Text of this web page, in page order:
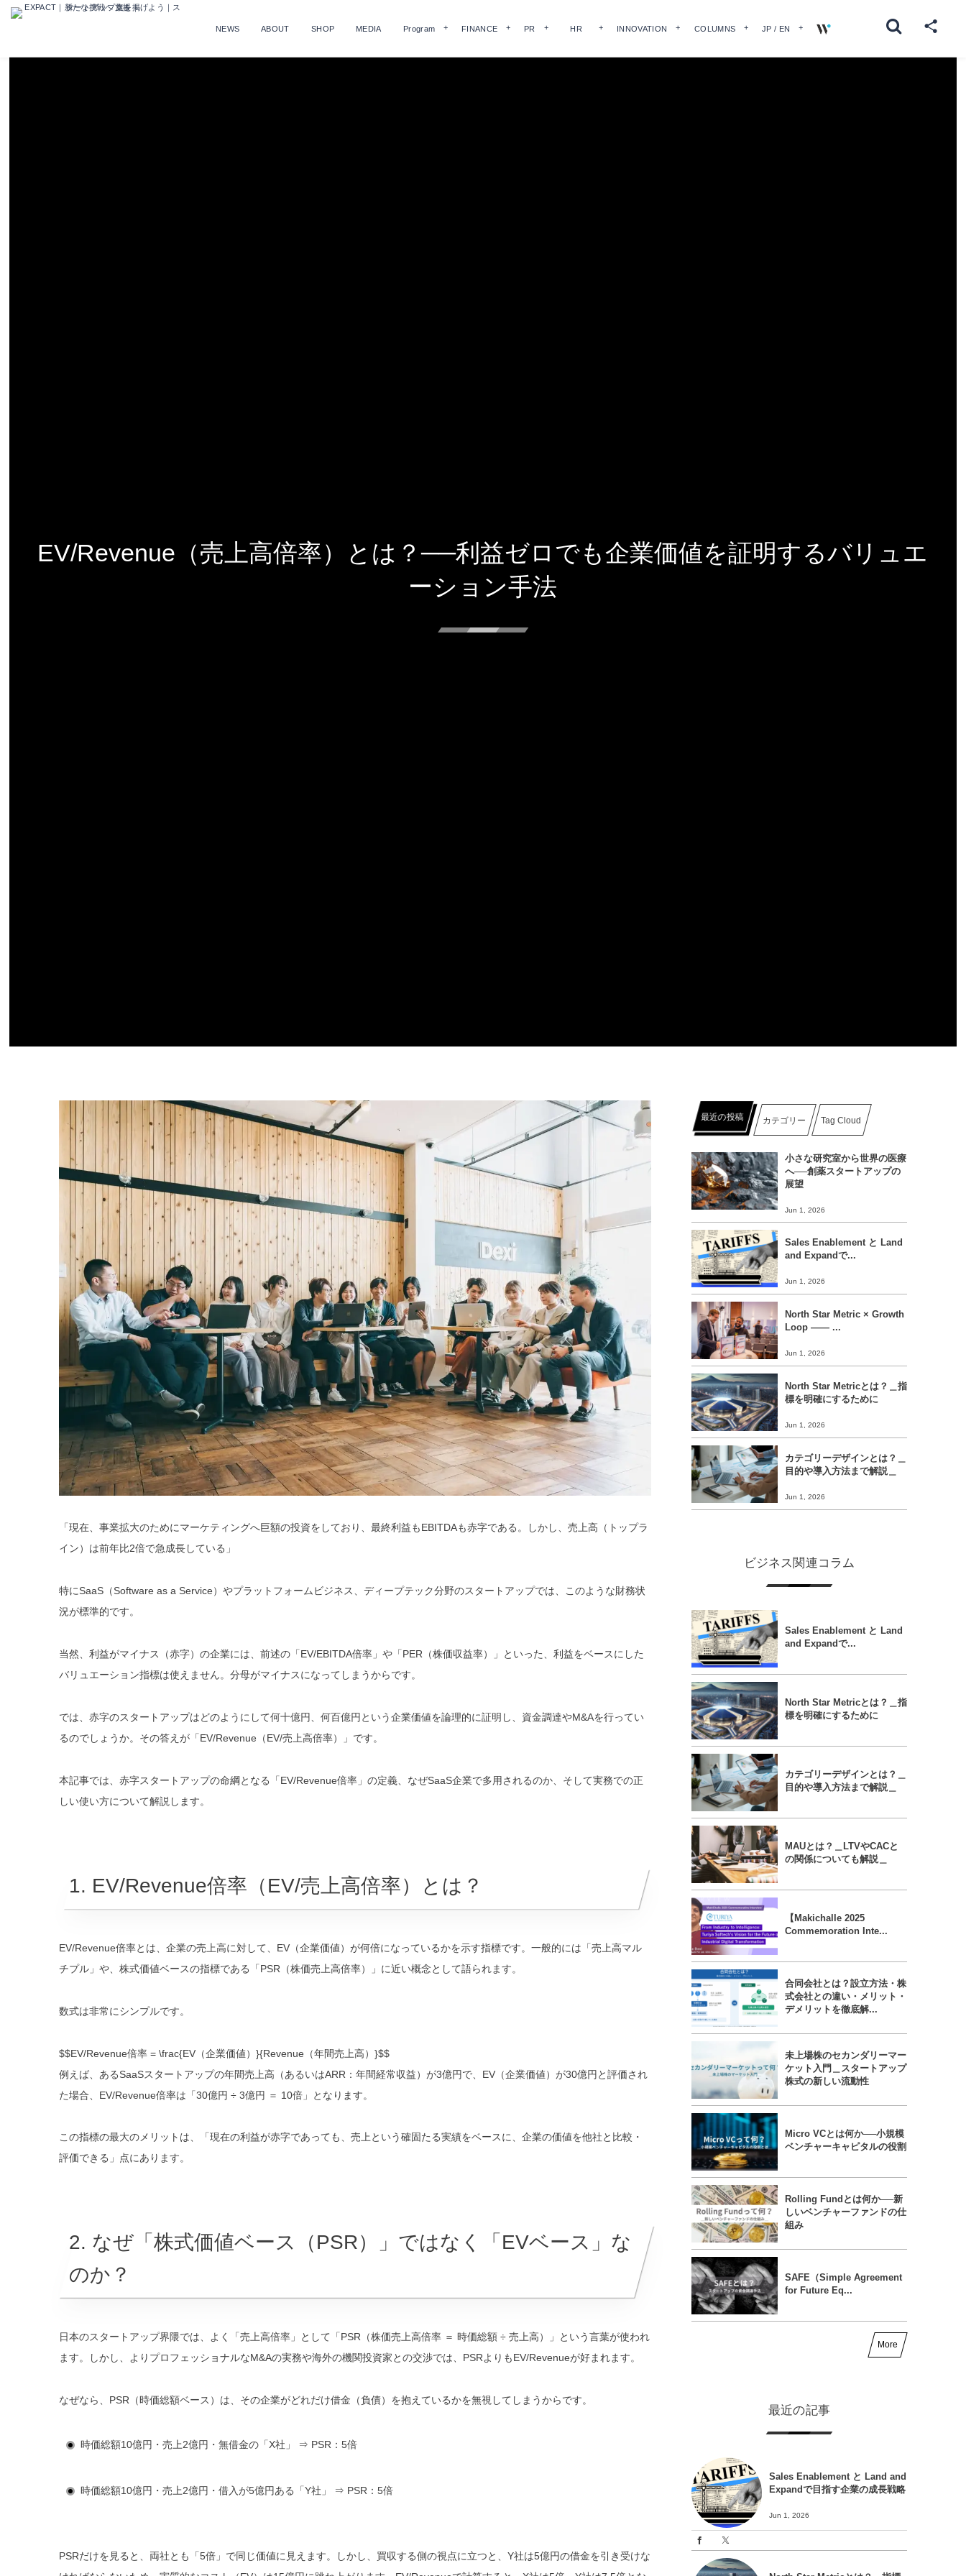
NEWS ABOUT SHOP MEDIA Program FINANCE PR HR INNOVATION COLUMNS JP / EN
EV/Revenue（売上高倍率）とは？──利益ゼロでも企業価値を証明するバリュエ
ーション手法
「現在、事業拡大のためにマーケティングへ巨額の投資をしており、最終利益もEBITDAも赤字である。しかし、売上高（トップラ
イン）は前年比2倍で急成長している」
特にSaaS（Software as a Service）やプラットフォームビジネス、ディープテック分野のスタートアップでは、このような財務状
況が標準的です。
当然、利益がマイナス（赤字）の企業には、前述の「EV/EBITDA倍率」や「PER（株価収益率）」といった、利益をベースにした
バリュエーション指標は使えません。分母がマイナスになってしまうからです。
では、赤字のスタートアップはどのようにして何十億円、何百億円という企業価値を論理的に証明し、資金調達やM&Aを行ってい
るのでしょうか。その答えが「EV/Revenue（EV/売上高倍率）」です。
本記事では、赤字スタートアップの命綱となる「EV/Revenue倍率」の定義、なぜSaaS企業で多用されるのか、そして実務での正
しい使い方について解説します。
1. EV/Revenue倍率（EV/売上高倍率）とは？
EV/Revenue倍率とは、企業の売上高に対して、EV（企業価値）が何倍になっているかを示す指標です。一般的には「売上高マル
チプル」や、株式価値ベースの指標である「PSR（株価売上高倍率）」に近い概念として語られます。
数式は非常にシンプルです。
$$EV/Revenue倍率 = \frac{EV（企業価値）}{Revenue（年間売上高）}$$
例えば、あるSaaSスタートアップの年間売上高（あるいはARR：年間経常収益）が3億円で、EV（企業価値）が30億円と評価され
た場合、EV/Revenue倍率は「30億円 ÷ 3億円 ＝ 10倍 」となります。
この指標の最大のメリットは、「現在の利益が赤字であっても、売上という確固たる実績をベースに、企業の価値を他社と比較・
評価できる」点にあります。
2. なぜ「株式価値ベース（PSR）」ではなく「EVベース」な
のか？
日本のスタートアップ界隈では、よく「売上高倍率」として「PSR（株価売上高倍率 ＝ 時価総額 ÷ 売上高）」
という言葉が使われ
ます。しかし、よりプロフェッショナルなM&Aの実務や海外の機関投資家との交渉では、PSRよりもEV/Revenueが好まれます。
なぜなら、PSR（時価総額ベース）は、その企業がどれだけ借金（負債）を抱えているかを無視してしまうからです。
時価総額10億円・売上2億円・無借金の「X社」 ⇒ PSR：5倍
時価総額10億円・売上2億円・借入が5億円ある「Y社」 ⇒ PSR：5倍
PSRだけを見ると、両社とも「5倍」で同じ価値に見えます。しかし、買収する側の視点に立つと、Y社は5億円の借金を引き受けな
最近の投稿 カテゴリー Tag Cloud
小さな研究室から世界の医療
へ──創薬スタートアップの
展望
Jun 1, 2026
Sales Enablement と Land
and Expandで...
Jun 1, 2026
North Star Metric × Growth
Loop ―― ...
Jun 1, 2026
North Star Metricとは？＿指
標を明確にするために
Jun 1, 2026
カテゴリーデザインとは？＿
目的や導入方法まで解説＿
Jun 1, 2026
ビジネス関連コラム
Sales Enablement と Land
and Expandで...
North Star Metricとは？＿指
標を明確にするために
カテゴリーデザインとは？＿
目的や導入方法まで解説＿
MAUとは？＿LTVやCACと
の関係についても解説＿
【Makichalle 2025
Commemoration Inte...
合同会社とは？設立方法・株
式会社との違い・メリット・
デメリットを徹底解...
未上場株のセカンダリーマー
ケット入門＿スタートアップ
株式の新しい流動性
Micro VCとは何か──小規模
ベンチャーキャピタルの役割
Rolling Fundとは何か──新
しいベンチャーファンドの仕
組み
SAFE（Simple Agreement
for Future Eq...
More
最近の記事
Sales Enablement と Land and
Expandで目指す企業の成長戦略
Jun 1, 2026